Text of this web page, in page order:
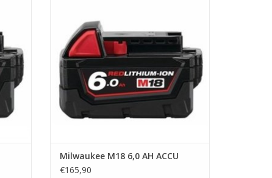
Nee
Nee
Bekijk
accutechnologie. (Resultaten zijn
afhankelijk van machine en toepassing)
TOEVOEGEN AAN WINKELWAGEN
Milwaukee M18 6,0 AH ACCU
€165,90